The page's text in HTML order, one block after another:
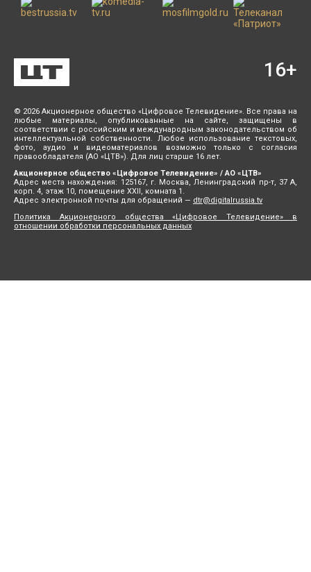
© 2026 Акционерное общество «Цифровое Телевидение». Все права на
любые материалы, опубликованные на сайте, защищены в
соответствии с российским и международным законодательством об
интеллектуальной собственности. Любое использование текстовых,
фото, аудио и видеоматериалов возможно только с согласия
правообладателя (АО «ЦТВ»). Для лиц старше 16 лет.
Акционерное общество «Цифровое Телевидение» / АО «ЦТВ»
Адрес места нахождения: 125167, г. Москва, Ленинградский пр-т, 37 А,
корп. 4, этаж 10, помещение XXII, комната 1.
Адрес электронной почты для обращений — dtr@digitalrussia.tv
Политика Акционерного общества «Цифровое Телевидение» в
отношении обработки персональных данных
16+